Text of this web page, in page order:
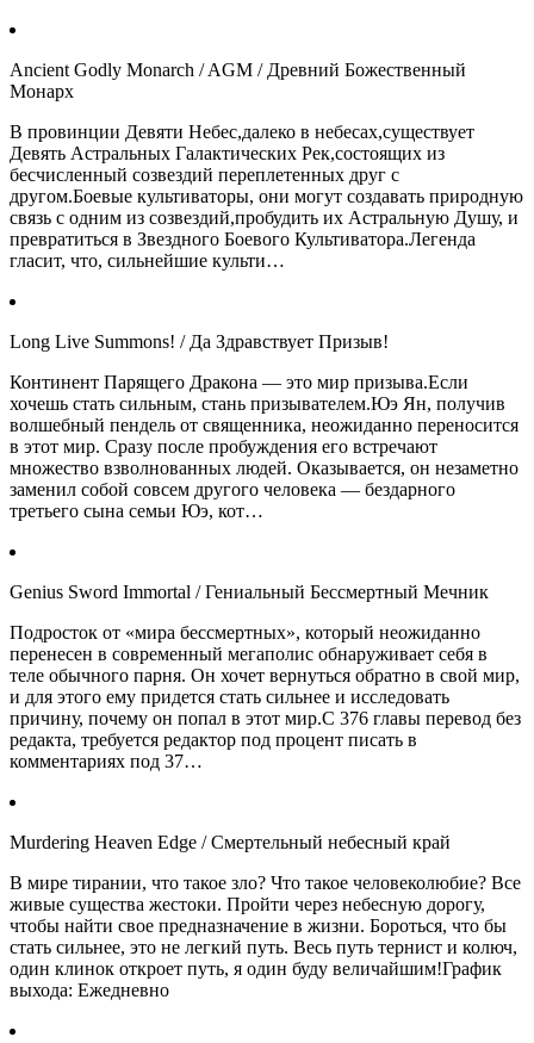
Ancient Godly Monarch / AGM / Древний Божественный
Монарх
В провинции Девяти Небес,далеко в небесах,существует
Девять Астральных Галактических Рек,состоящих из
бесчисленный созвездий переплетенных друг с
другом.Боевые культиваторы, они могут создавать природную
связь с одним из созвездий,пробудить их Астральную Душу, и
превратиться в Звездного Боевого Культиватора.Легенда
гласит, что, сильнейшие культи…
Long Live Summons! / Да Здравствует Призыв!
Континент Парящего Дракона — это мир призыва.Если
хочешь стать сильным, стань призывателем.Юэ Ян, получив
волшебный пендель от священника, неожиданно переносится
в этот мир. Сразу после пробуждения его встречают
множество взволнованных людей. Оказывается, он незаметно
заменил собой совсем другого человека — бездарного
третьего сына семьи Юэ, кот…
Genius Sword Immortal / Гениальный Бессмертный Мечник
Подросток от «мира бессмертных», который неожиданно
перенесен в современный мегаполис обнаруживает себя в
теле обычного парня. Он хочет вернуться обратно в свой мир,
и для этого ему придется стать сильнее и исследовать
причину, почему он попал в этот мир.С 376 главы перевод без
редакта, требуется редактор под процент писать в
комментариях под 37…
Murdering Heaven Edge / Смертельный небесный край
В мире тирании, что такое зло? Что такое человеколюбие? Все
живые существа жестоки. Пройти через небесную дорогу,
чтобы найти свое предназначение в жизни. Бороться, что бы
стать сильнее, это не легкий путь. Весь путь тернист и колюч,
один клинок откроет путь, я один буду величайшим!График
выхода: Ежедневно